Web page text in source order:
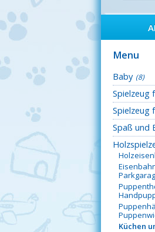
Menu
Baby (8)
Spielzeug
Spielzeug
Spaß und
Küchen